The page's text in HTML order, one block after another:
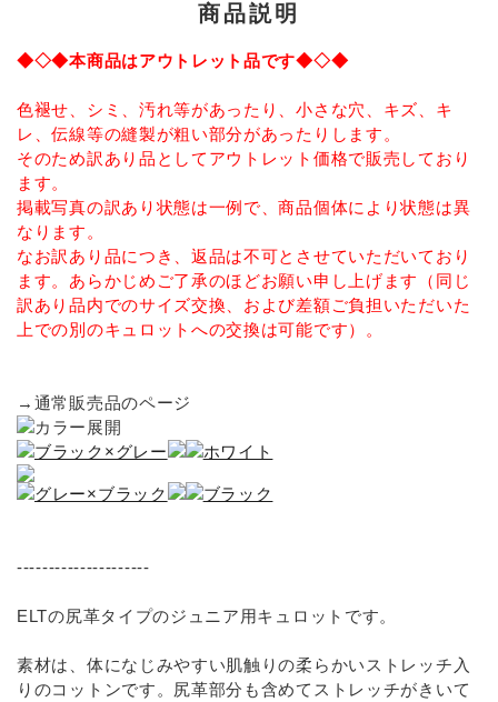
INFORMATIOM
お買い物ガイド
よくあるご質問（FAQ）
交換・返品について
プライバシーポリシー
特定商取引法について
お問い合わせ
ようこそ ゲスト 様
meeting_room ログイン person 新規会員登録
商品説明
◆◇◆本商品はアウトレット品です◆◇◆
色褪せ、シミ、汚れ等があったり、小さな穴、キズ、キ
レ、伝線等の縫製が粗い部分があったりします。
そのため訳あり品としてアウトレット価格で販売しており
ます。
掲載写真の訳あり状態は一例で、商品個体により状態は異
なります。
なお訳あり品につき、返品は不可とさせていただいており
ます。あらかじめご了承のほどお願い申し上げます（同じ
訳あり品内でのサイズ交換、および差額ご負担いただいた
上での別のキュロットへの交換は可能です）。
→通常販売品のページ
---------------------
ELTの尻革タイプのジュニア用キュロットです。
素材は、体になじみやすい肌触りの柔らかいストレッチ入
りのコットンです。尻革部分も含めてストレッチがきいて